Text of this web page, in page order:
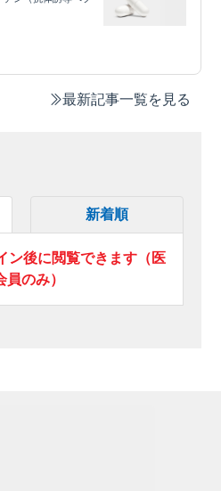
最新記事一覧を見る
新着順
ン後に閲覧できます（医
員のみ）